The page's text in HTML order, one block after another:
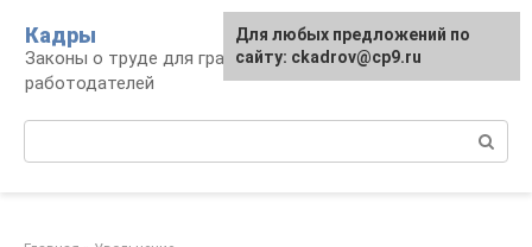
контенту
Кадры
Законы о труде для граждан и
работодателей
Для любых предложений по
сайту: ckadrov@cp9.ru